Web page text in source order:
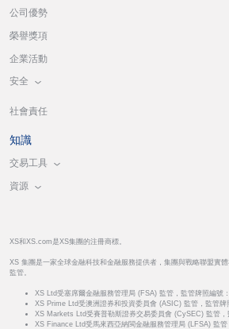
公司優勢
榮譽獎項
企業活動
安全
社會責任
知識
交易工具
資源
XS和XS.com是XS集團的注冊商標。
XS 集團是一家全球金融科技和金融服務提供者，集團與戰略聯盟實
監管。
XS Ltd受塞席爾金融服務管理局 (FSA) 監管，監管牌照編號：
XS Prime Ltd受澳洲證券和投資委員會 (ASIC) 監管，監管牌
XS Markets Ltd受賽普勒斯證券交易委員會 (CySEC) 監管，
XS Finance Ltd受馬來西亞納閩金融服務管理局 (LFSA) 監管